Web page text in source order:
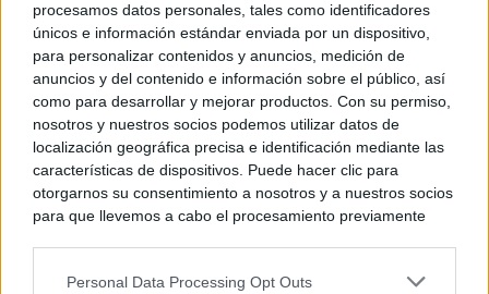
procesamos datos personales, tales como identificadores
únicos e información estándar enviada por un dispositivo,
para personalizar contenidos y anuncios, medición de
anuncios y del contenido e información sobre el público, así
como para desarrollar y mejorar productos. Con su permiso,
nosotros y nuestros socios podemos utilizar datos de
localización geográfica precisa e identificación mediante las
características de dispositivos. Puede hacer clic para
otorgarnos su consentimiento a nosotros y a nuestros socios
para que llevemos a cabo el procesamiento previamente
negar su consentimiento. Tenga en cuenta que algún
Personal Data Processing Opt Outs
© Kiosko.net Aviso Legal Privacidad y Cookies